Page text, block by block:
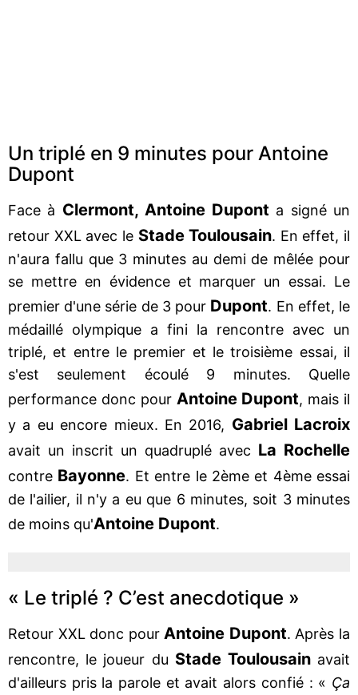
Un triplé en 9 minutes pour Antoine
Dupont
Face à Clermont, Antoine Dupont a signé un
retour XXL avec le Stade Toulousain. En effet, il
n'aura fallu que 3 minutes au demi de mêlée pour
se mettre en évidence et marquer un essai. Le
premier d'une série de 3 pour Dupont. En effet, le
médaillé olympique a fini la rencontre avec un
triplé, et entre le premier et le troisième essai, il
s'est seulement écoulé 9 minutes. Quelle
performance donc pour Antoine Dupont, mais il
y a eu encore mieux. En 2016, Gabriel Lacroix
avait un inscrit un quadruplé avec La Rochelle
contre Bayonne. Et entre le 2ème et 4ème essai
de l'ailier, il n'y a eu que 6 minutes, soit 3 minutes
de moins qu'Antoine Dupont.
« Le triplé ? C’est anecdotique »
Retour XXL donc pour Antoine Dupont. Après la
rencontre, le joueur du Stade Toulousainavait
d'ailleurs pris la parole et avait alors confié : « Ça